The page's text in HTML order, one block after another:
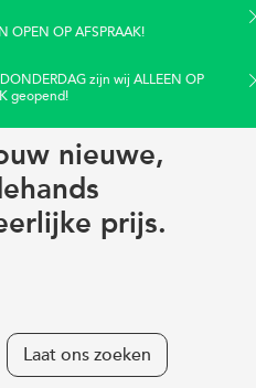
ons
nieuwe,
prijs.
Laat ons zoeken
OPEN OP AFSPRAAK!
zijn wij ALLEEN OP
geopend!